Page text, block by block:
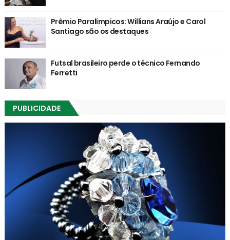
Prêmio Paralímpicos: Willians Araújo e Carol
Santiago são os destaques
Futsal brasileiro perde o técnico Fernando
Ferretti
PUBLICIDADE